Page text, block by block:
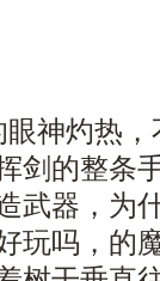
神灼热
剑的整条
武器，为
玩吗，的